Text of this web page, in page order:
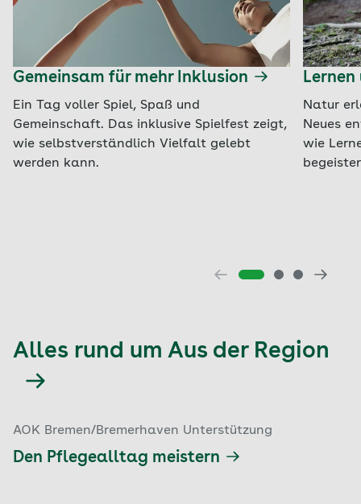
Gemeinsam für mehr Inklusion
Ein Tag voller Spiel, Spaß und
Gemeinschaft. Das inklusive Spielfest zeigt,
wie selbstverständlich Vielfalt gelebt
werden kann.
Lernen
Natur
Neues
wie
Alles rund um Aus der Region
AOK Bremen/Bremerhaven Unterstützung
Den Pflegealltag meistern